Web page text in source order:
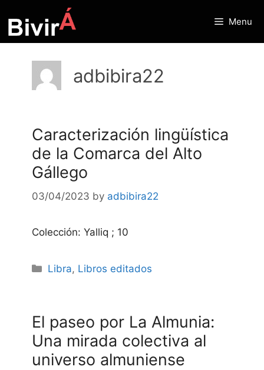
to
content
Menu
adbibira22
Caracterización lingüística
de la Comarca del Alto
Gállego
03/04/2023 by adbibira22
Colección: Yalliq ; 10
Categories
Libra, Libros editados
El paseo por La Almunia:
Una mirada colectiva al
universo almuniense